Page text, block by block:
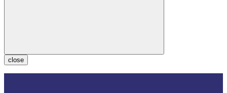
close